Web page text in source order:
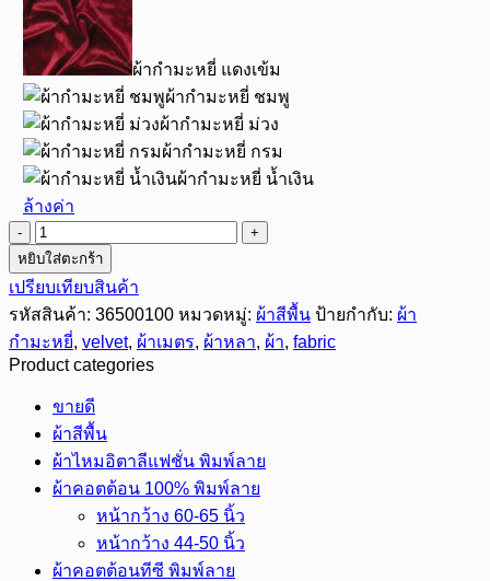
ผ้ากำมะหยี่ แดงเข้ม
ผ้ากำมะหยี่ ชมพู
ผ้ากำมะหยี่ ม่วง
ผ้ากำมะหยี่ กรม
ผ้ากำมะหยี่ น้ำเงิน
ล้างค่า
จำนวน
ผ้า
กำมะหยี่
ขน
สั้น
ด้าน
หน้า
กว้าง
65
นิ้ว
หยิบใส่ตะกร้า
เปรียบเทียบสินค้า
รหัสสินค้า: 36500100 หมวดหมู่: ผ้าสีพื้น ป้ายกำกับ: ผ้า
กำมะหยี่, velvet, ผ้าเมตร, ผ้าหลา, ผ้า, fabric
Product categories
ขายดี
ผ้าสีพื้น
ผ้าไหมอิตาลีแฟชั่น พิมพ์ลาย
ผ้าคอตต้อน 100% พิมพ์ลาย
หน้ากว้าง 60-65 นิ้ว
หน้ากว้าง 44-50 นิ้ว
ผ้าคอตต้อนทีซี พิมพ์ลาย